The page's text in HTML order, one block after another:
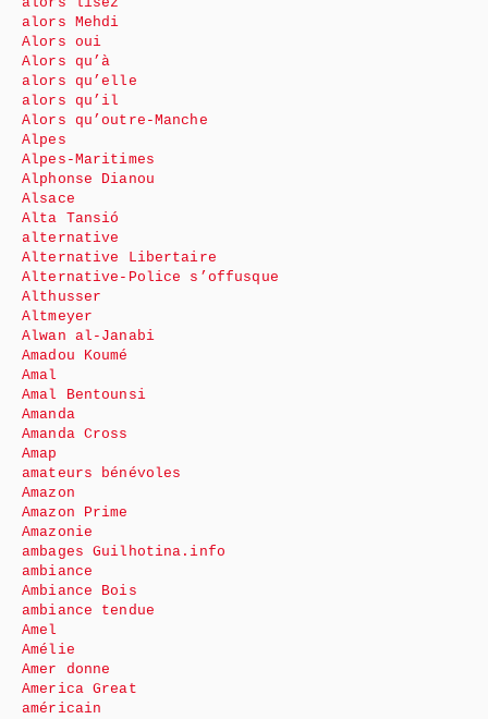
alors Mehdi
Alors oui
Alors qu’à
alors qu’elle
alors qu’il
Alors qu’outre-Manche
Alpes
Alpes-Maritimes
Alphonse Dianou
Alsace
Alta Tansió
alternative
Alternative Libertaire
Alternative-Police s’offusque
Althusser
Altmeyer
Alwan al-Janabi
Amadou Koumé
Amal
Amal Bentounsi
Amanda
Amanda Cross
Amap
amateurs bénévoles
Amazon
Amazon Prime
Amazonie
ambages Guilhotina.info
ambiance
Ambiance Bois
ambiance tendue
Amel
Amélie
Amer donne
America Great
américain